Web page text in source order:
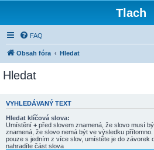
Tlach
FAQ
Obsah fóra Hledat
Hledat
VYHLEDÁVANÝ TEXT
Hledat klíčová slova:
Umístění + před slovem znamená, že slovo musí
znamená, že slovo nemá být ve výsledku
pouze s jedním z více slov, umístěte je do závorek
nahradíte část slova